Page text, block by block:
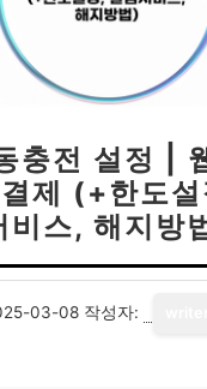
충전 설정 |
제 (+한도설
비스, 해지방
03-08 작성자: